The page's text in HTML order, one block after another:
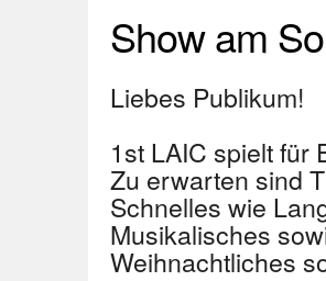
Show am
Liebes Publikum!
1st LAIC spielt für
Zu erwarten sind
Schnelles wie
Musikalisches
Weihnachtliches